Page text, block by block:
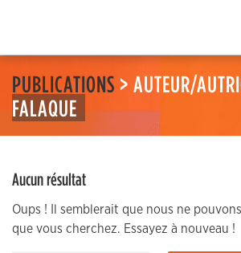
PUBLICATIONS > AUTEUR/
FALAQUE
Aucun résultat
Oups ! Il semblerait que nous ne
que vous cherchez. Essayez à nouveau !